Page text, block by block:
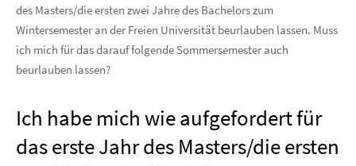
des Masters/die ersten zwei Jahre des Bachelors zum
Wintersemester an der Freien Universität beurlauben lassen. Muss
ich mich für das darauf folgende Sommersemester auch
beurlauben lassen?
Ich habe mich wie aufgefordert für
das erste Jahr des Masters/die ersten